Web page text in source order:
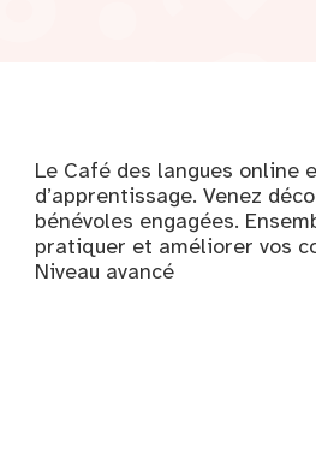
Le Café des langues online
d’apprentissage. Venez
bénévoles engagées.
pratiquer et améliorer vos
Niveau avancé